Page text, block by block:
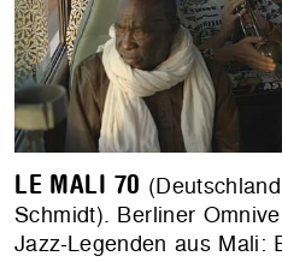
LE MALI 70
Schmidt). Berliner
Jazz-Legenden aus Mali: